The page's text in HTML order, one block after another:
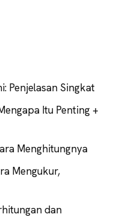
Penjelasan Singkat
Itu Penting +
Menghitungnya
Mengukur,
dan